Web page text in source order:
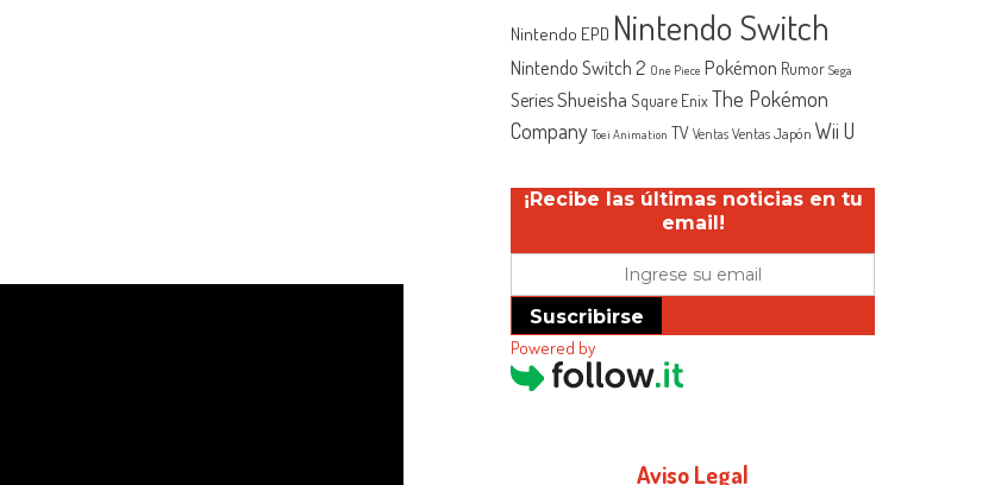
Nintendo EPD Nintendo Switch
Nintendo Switch 2 One Piece Pokémon Rumor Sega
SeriesShueisha Square EnixThe Pokémon
Company Toei Animation TV Ventas Ventas Japón Wii U
¡Recibe las últimas noticias en tu
email!
Suscribirse
Powered by
Aviso Legal